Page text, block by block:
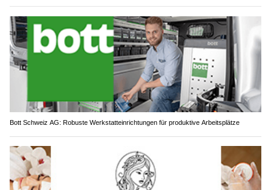
Bott Schweiz AG: Robuste Werkstatteinrichtungen für produktive Arbeitsplätze